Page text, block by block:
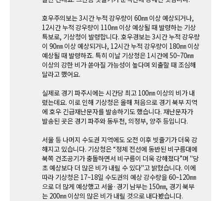
호우주의보는 3시간 누적 강우량이 60㎜ 이상 예상되거나,
12시간 누적 강우량이 110㎜ 이상 예상될 때 발령하는 기상
특보로, 기상청이 발령합니다. 호우경보는 3시간 누적 강우량
이 90㎜ 이상 예상되거나, 12시간 누적 강우량이 180㎜ 이상
예상될 때 발령하죠. 특히 이날 기상청은 1시간에 50~70㎜
이상의 강한 비가 쏟아질 가능성이 높다며 외출할 때 조심해
달라고 했어요.
실제로 경기 파주시에는 시간당 최고 100㎜ 이상의 비가 내
렸는데요. 이로 인해 기상청은 올해 처음으로 경기 북부 지역
에 호우 긴급재난문자를 발송하기도 했습니다. 재난문자가
발송된 곳은 경기 파주와 동두천, 의정부, 양주 등입니다.
서울 등 나머지 수도권 지역에도 오전 이후 빗줄기가 더욱 강
해지고 있습니다. 기상청은 “정체 전선에 동반된 비구름대에
북쪽 건조공기가 충돌하면서 비구름이 더욱 강해졌다”며 "당
초 예상보다 더 많은 비가 내릴 수 있다"고 밝혔습니다. 이에
따라 기상청은 17~18일 수도권의 예상 강수량을 60~120㎜
으로 더 많게 예상했고 서울·경기 남부는 150㎜, 경기 북부
는 200㎜ 이상의 많은 비가 내릴 것으로 내다봤습니다.